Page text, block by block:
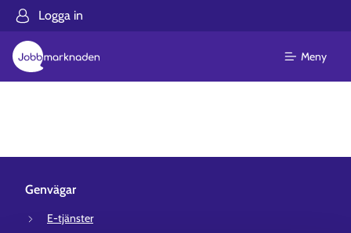
Logga in
Meny
Genvägar
E-tjänster